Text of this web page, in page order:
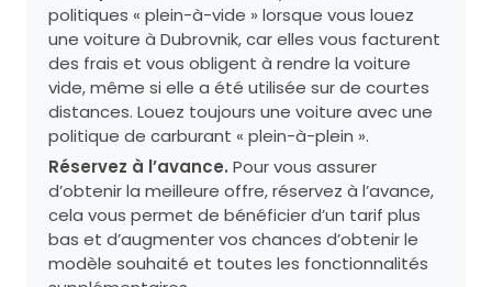
politiques « plein-à-vide » lorsque vous louez
une voiture à Dubrovnik, car elles vous facturent
des frais et vous obligent à rendre la voiture
vide, même si elle a été utilisée sur de courtes
distances. Louez toujours une voiture avec une
politique de carburant « plein-à-plein ».
Réservez à l’avance. Pour vous assurer
d’obtenir la meilleure offre, réservez à l’avance,
cela vous permet de bénéficier d’un tarif plus
bas et d’augmenter vos chances d’obtenir le
modèle souhaité et toutes les fonctionnalités